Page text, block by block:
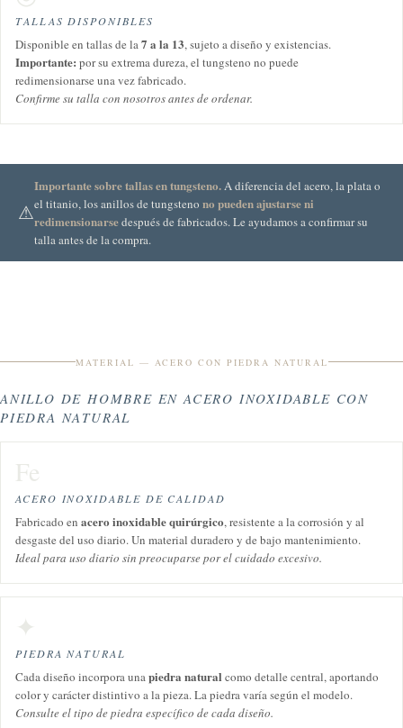
TALLAS DISPONIBLES
Disponible en tallas de la7 a la 13, sujeto a diseño y existencias.
Importante: por su extrema dureza, el tungsteno no puede
redimensionarse una vez fabricado.
Confirme su talla con nosotros antes de ordenar.
⚠
Importante sobre tallas en tungsteno.A diferencia del acero, la plata o
el titanio, los anillos de tungsteno no pueden ajustarse ni
redimensionarsedespués de fabricados. Le ayudamos a confirmar su
talla antes de la compra.
MATERIAL — ACERO CON PIEDRA NATURAL
ANILLO DE HOMBRE EN ACERO INOXIDABLE CON
PIEDRA NATURAL
Fe
ACERO INOXIDABLE DE CALIDAD
Fabricado en acero inoxidable quirúrgico, resistente a la corrosión y al
desgaste del uso diario. Un material duradero y de bajo mantenimiento.
Ideal para uso diario sin preocuparse por el cuidado excesivo.
✦
PIEDRA NATURAL
Cada diseño incorpora unapiedra natural como detalle central, aportando
color y carácter distintivo a la pieza. La piedra varía según el modelo.
Consulte el tipo de piedra específico de cada diseño.